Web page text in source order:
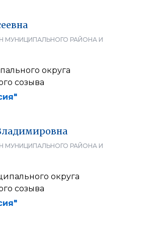
МУНИЦИПАЛЬНОГО РАЙОНА И
округа
созыва
МУНИЦИПАЛЬНОГО РАЙОНА И
округа
созыва